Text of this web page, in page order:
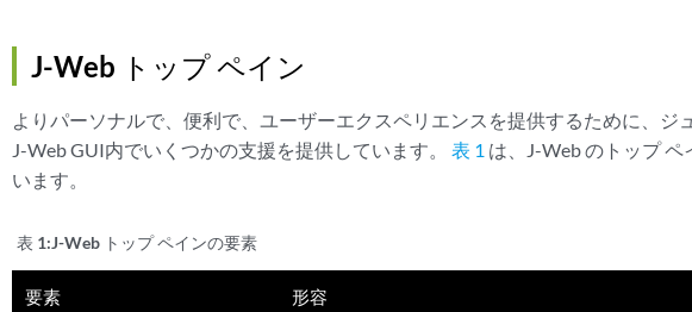
J-Web トップ ペイン
よりパーソナルで、便利で、ユーザーエクスペリエンスを提供するために、ジ
J-Web GUI内でいくつかの支援を提供しています。 表 1 は、J-Web のトップ
います。
表 1:J-Web トップ ペインの要素
要素 形容